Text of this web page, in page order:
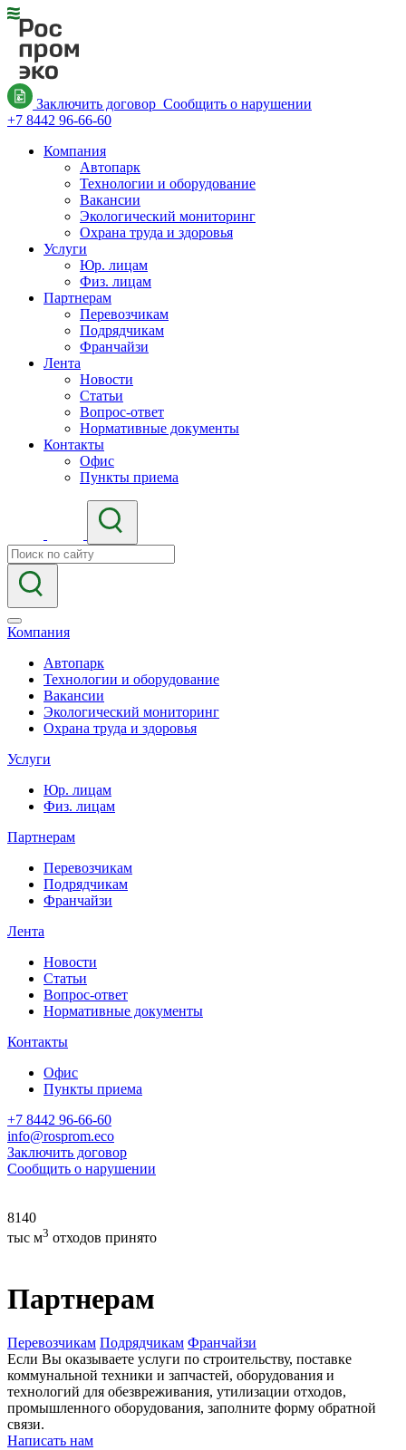
Заключить договор Сообщить о нарушении
+7 8442 96-66-60
Компания
Автопарк
Технологии и оборудование
Вакансии
Экологический мониторинг
Охрана труда и здоровья
Услуги
Юр. лицам
Физ. лицам
Партнерам
Перевозчикам
Подрядчикам
Франчайзи
Лента
Новости
Статьи
Вопрос-ответ
Нормативные документы
Контакты
Офис
Пункты приема
Компания
Автопарк
Технологии и оборудование
Вакансии
Экологический мониторинг
Охрана труда и здоровья
Услуги
Юр. лицам
Физ. лицам
Партнерам
Перевозчикам
Подрядчикам
Франчайзи
Лента
Новости
Статьи
Вопрос-ответ
Нормативные документы
Контакты
Офис
Пункты приема
+7 8442 96-66-60
info@rosprom.eco
Заключить договор
Сообщить о нарушении
8140
тыс м3 отходов принято
Партнерам
Перевозчикам Подрядчикам Франчайзи
Если Вы оказываете услуги по строительству, поставке
коммунальной техники и запчастей, оборудования и
технологий для обезвреживания, утилизации отходов,
промышленного оборудования, заполните форму обратной
связи.
Написать нам